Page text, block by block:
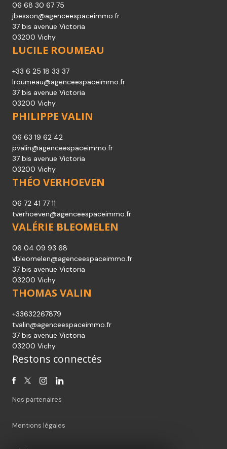
06 68 30 67 75
jbesson@agenceespaceimmo.fr
37 bis avenue Victoria
03200 Vichy
LUCILE ROUMEAU
+33 6 25 18 33 37
lroumeau@agenceespaceimmo.fr
37 bis avenue Victoria
03200 Vichy
PHILIPPE VALIN
06 63 19 62 42
pvalin@agenceespaceimmo.fr
37 bis avenue Victoria
03200 Vichy
THÉO VERHOEVEN
06 72 41 77 11
tverhoeven@agenceespaceimmo.fr
VALÉRIE BLEOMELEN
06 04 09 93 68
vbleomelen@agenceespaceimmo.fr
37 bis avenue Victoria
03200 Vichy
THOMAS VALIN
+33632267879
tvalin@agenceespaceimmo.fr
37 bis avenue Victoria
03200 Vichy
Restons connectés
Nos partenaires
Mentions légales